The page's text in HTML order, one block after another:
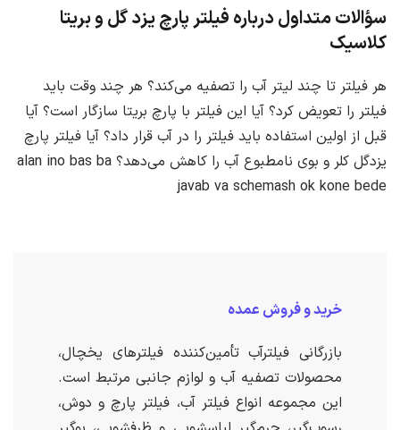
سؤالات متداول درباره فیلتر پارچ یزد گل و بریتا
کلاسیک
هر فیلتر تا چند لیتر آب را تصفیه می‌کند؟ هر چند وقت باید
فیلتر را تعویض کرد؟ آیا این فیلتر با پارچ بریتا سازگار است؟ آیا
قبل از اولین استفاده باید فیلتر را در آب قرار داد؟ آیا فیلتر پارچ
یزدگل کلر و بوی نامطبوع آب را کاهش می‌دهد؟ alan ino bas ba
javab va schemash ok kone bede
خرید و فروش عمده
بازرگانی فیلترآب تأمین‌کننده فیلترهای یخچال،
محصولات تصفیه آب و لوازم جانبی مرتبط است.
این مجموعه انواع فیلتر آب، فیلتر پارچ و دوش،